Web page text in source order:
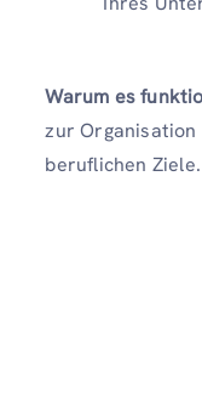
Warum es
zur
beruflichen Ziele.